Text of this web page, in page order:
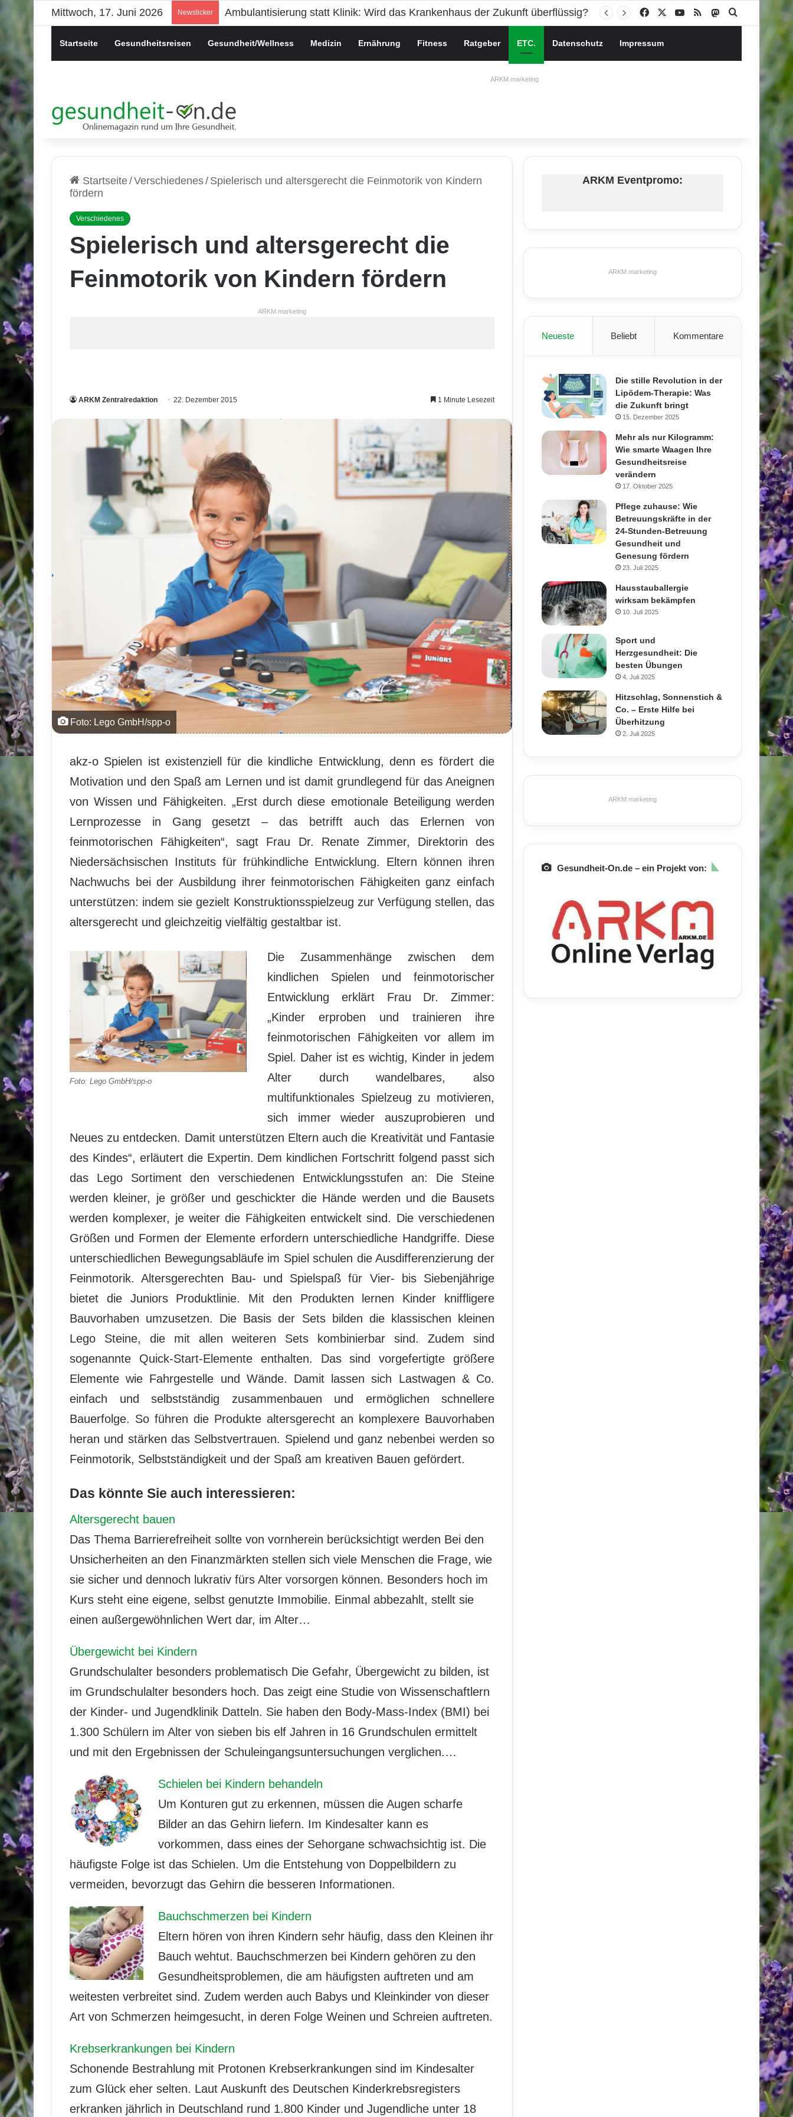
Mittwoch, 17. Juni 2026 Newsticker Psychische Gesundheit bei Jugendlichen Facebook YouTube
RSS MastodonSuchen nach
Startseite Gesundheitsreisen Gesundheit/Wellness Medizin Ernährung Fitness Ratgeber ETC. Datenschutz Impressum
ARKM.marketing
Startseite/Verschiedenes/ Spielerisch und altersgerecht die Feinmotorik von Kindern
fördern
Verschiedenes
Spielerisch und altersgerecht die
Feinmotorik von Kindern fördern
ARKM.marketing
ARKM Zentralredaktion 22. Dezember 2015 1 Minute Lesezeit
Foto: Lego GmbH/spp-o
akz-o Spielen ist existenziell für die kindliche Entwicklung, denn es fördert die
Motivation und den Spaß am Lernen und ist damit grundlegend für das Aneignen
von Wissen und Fähigkeiten. „Erst durch diese emotionale Beteiligung werden
Lernprozesse in Gang gesetzt – das betrifft auch das Erlernen von
feinmotorischen Fähigkeiten“, sagt Frau Dr. Renate Zimmer, Direktorin des
Niedersächsischen Instituts für frühkindliche Entwicklung. Eltern können ihren
Nachwuchs bei der Ausbildung ihrer feinmotorischen Fähigkeiten ganz einfach
unterstützen: indem sie gezielt Konstruktionsspielzeug zur Verfügung stellen, das
altersgerecht und gleichzeitig vielfältig gestaltbar ist.
Foto: Lego GmbH/spp-o
Die Zusammenhänge zwischen dem
kindlichen Spielen und feinmotorischer
Entwicklung erklärt Frau Dr. Zimmer:
„Kinder erproben und trainieren ihre
feinmotorischen Fähigkeiten vor allem im
Spiel. Daher ist es wichtig, Kinder in jedem
Alter durch wandelbares, also
multifunktionales Spielzeug zu motivieren,
sich immer wieder auszuprobieren und
Neues zu entdecken. Damit unterstützen Eltern auch die Kreativität und Fantasie
des Kindes“, erläutert die Expertin. Dem kindlichen Fortschritt folgend passt sich
das Lego Sortiment den verschiedenen Entwicklungsstufen an: Die Steine
werden kleiner, je größer und geschickter die Hände werden und die Bausets
werden komplexer, je weiter die Fähigkeiten entwickelt sind. Die verschiedenen
Größen und Formen der Elemente erfordern unterschiedliche Handgriffe. Diese
unterschiedlichen Bewegungsabläufe im Spiel schulen die Ausdifferenzierung der
Feinmotorik. Altersgerechten Bau- und Spielspaß für Vier- bis Siebenjährige
bietet die Juniors Produktlinie. Mit den Produkten lernen Kinder kniffligere
Bauvorhaben umzusetzen. Die Basis der Sets bilden die klassischen kleinen
Lego Steine, die mit allen weiteren Sets kombinierbar sind. Zudem sind
sogenannte Quick-Start-Elemente enthalten. Das sind vorgefertigte größere
Elemente wie Fahrgestelle und Wände. Damit lassen sich Lastwagen & Co.
einfach und selbstständig zusammenbauen und ermöglichen schnellere
Bauerfolge. So führen die Produkte altersgerecht an komplexere Bauvorhaben
heran und stärken das Selbstvertrauen. Spielend und ganz nebenbei werden so
Feinmotorik, Selbstständigkeit und der Spaß am kreativen Bauen gefördert.
Das könnte Sie auch interessieren:
Altersgerecht bauen
Das Thema Barrierefreiheit sollte von vornherein berücksichtigt werden Bei den
Unsicherheiten an den Finanzmärkten stellen sich viele Menschen die Frage, wie
sie sicher und dennoch lukrativ fürs Alter vorsorgen können. Besonders hoch im
Kurs steht eine eigene, selbst genutzte Immobilie. Einmal abbezahlt, stellt sie
einen außergewöhnlichen Wert dar, im Alter…
Übergewicht bei Kindern
Grundschulalter besonders problematisch Die Gefahr, Übergewicht zu bilden, ist
im Grundschulalter besonders hoch. Das zeigt eine Studie von Wissenschaftlern
der Kinder- und Jugendklinik Datteln. Sie haben den Body-Mass-Index (BMI) bei
1.300 Schülern im Alter von sieben bis elf Jahren in 16 Grundschulen ermittelt
und mit den Ergebnissen der Schuleingangsuntersuchungen verglichen.…
Schielen bei Kindern behandeln
Um Konturen gut zu erkennen, müssen die Augen scharfe
Bilder an das Gehirn liefern. Im Kindesalter kann es
vorkommen, dass eines der Sehorgane schwachsichtig ist. Die
häufigste Folge ist das Schielen. Um die Entstehung von Doppelbildern zu
vermeiden, bevorzugt das Gehirn die besseren Informationen.
Bauchschmerzen bei Kindern
Eltern hören von ihren Kindern sehr häufig, dass den Kleinen ihr
Bauch wehtut. Bauchschmerzen bei Kindern gehören zu den
Gesundheitsproblemen, die am häufigsten auftreten und am
weitesten verbreitet sind. Zudem werden auch Babys und Kleinkinder von dieser
Art von Schmerzen heimgesucht, in deren Folge Weinen und Schreien auftreten.
Krebserkrankungen bei Kindern
Schonende Bestrahlung mit Protonen Krebserkrankungen sind im Kindesalter
zum Glück eher selten. Laut Auskunft des Deutschen Kinderkrebsregisters
erkranken jährlich in Deutschland rund 1.800 Kinder und Jugendliche unter 18
ARKM Eventpromo:
ARKM.marketing
Neueste Beliebt Kommentare
Die stille Revolution in der
Lipödem-Therapie: Was
die Zukunft bringt
15. Dezember 2025
Mehr als nur Kilogramm:
Wie smarte Waagen Ihre
Gesundheitsreise
verändern
17. Oktober 2025
Pflege zuhause: Wie
Betreuungskräfte in der
24-Stunden-Betreuung
Gesundheit und
Genesung fördern
23. Juli 2025
Hausstauballergie
wirksam bekämpfen
10. Juli 2025
Sport und
Herzgesundheit: Die
besten Übungen
4. Juli 2025
Hitzschlag, Sonnenstich &
Co. – Erste Hilfe bei
Überhitzung
2. Juli 2025
ARKM.marketing
Gesundheit-On.de – ein Projekt von: